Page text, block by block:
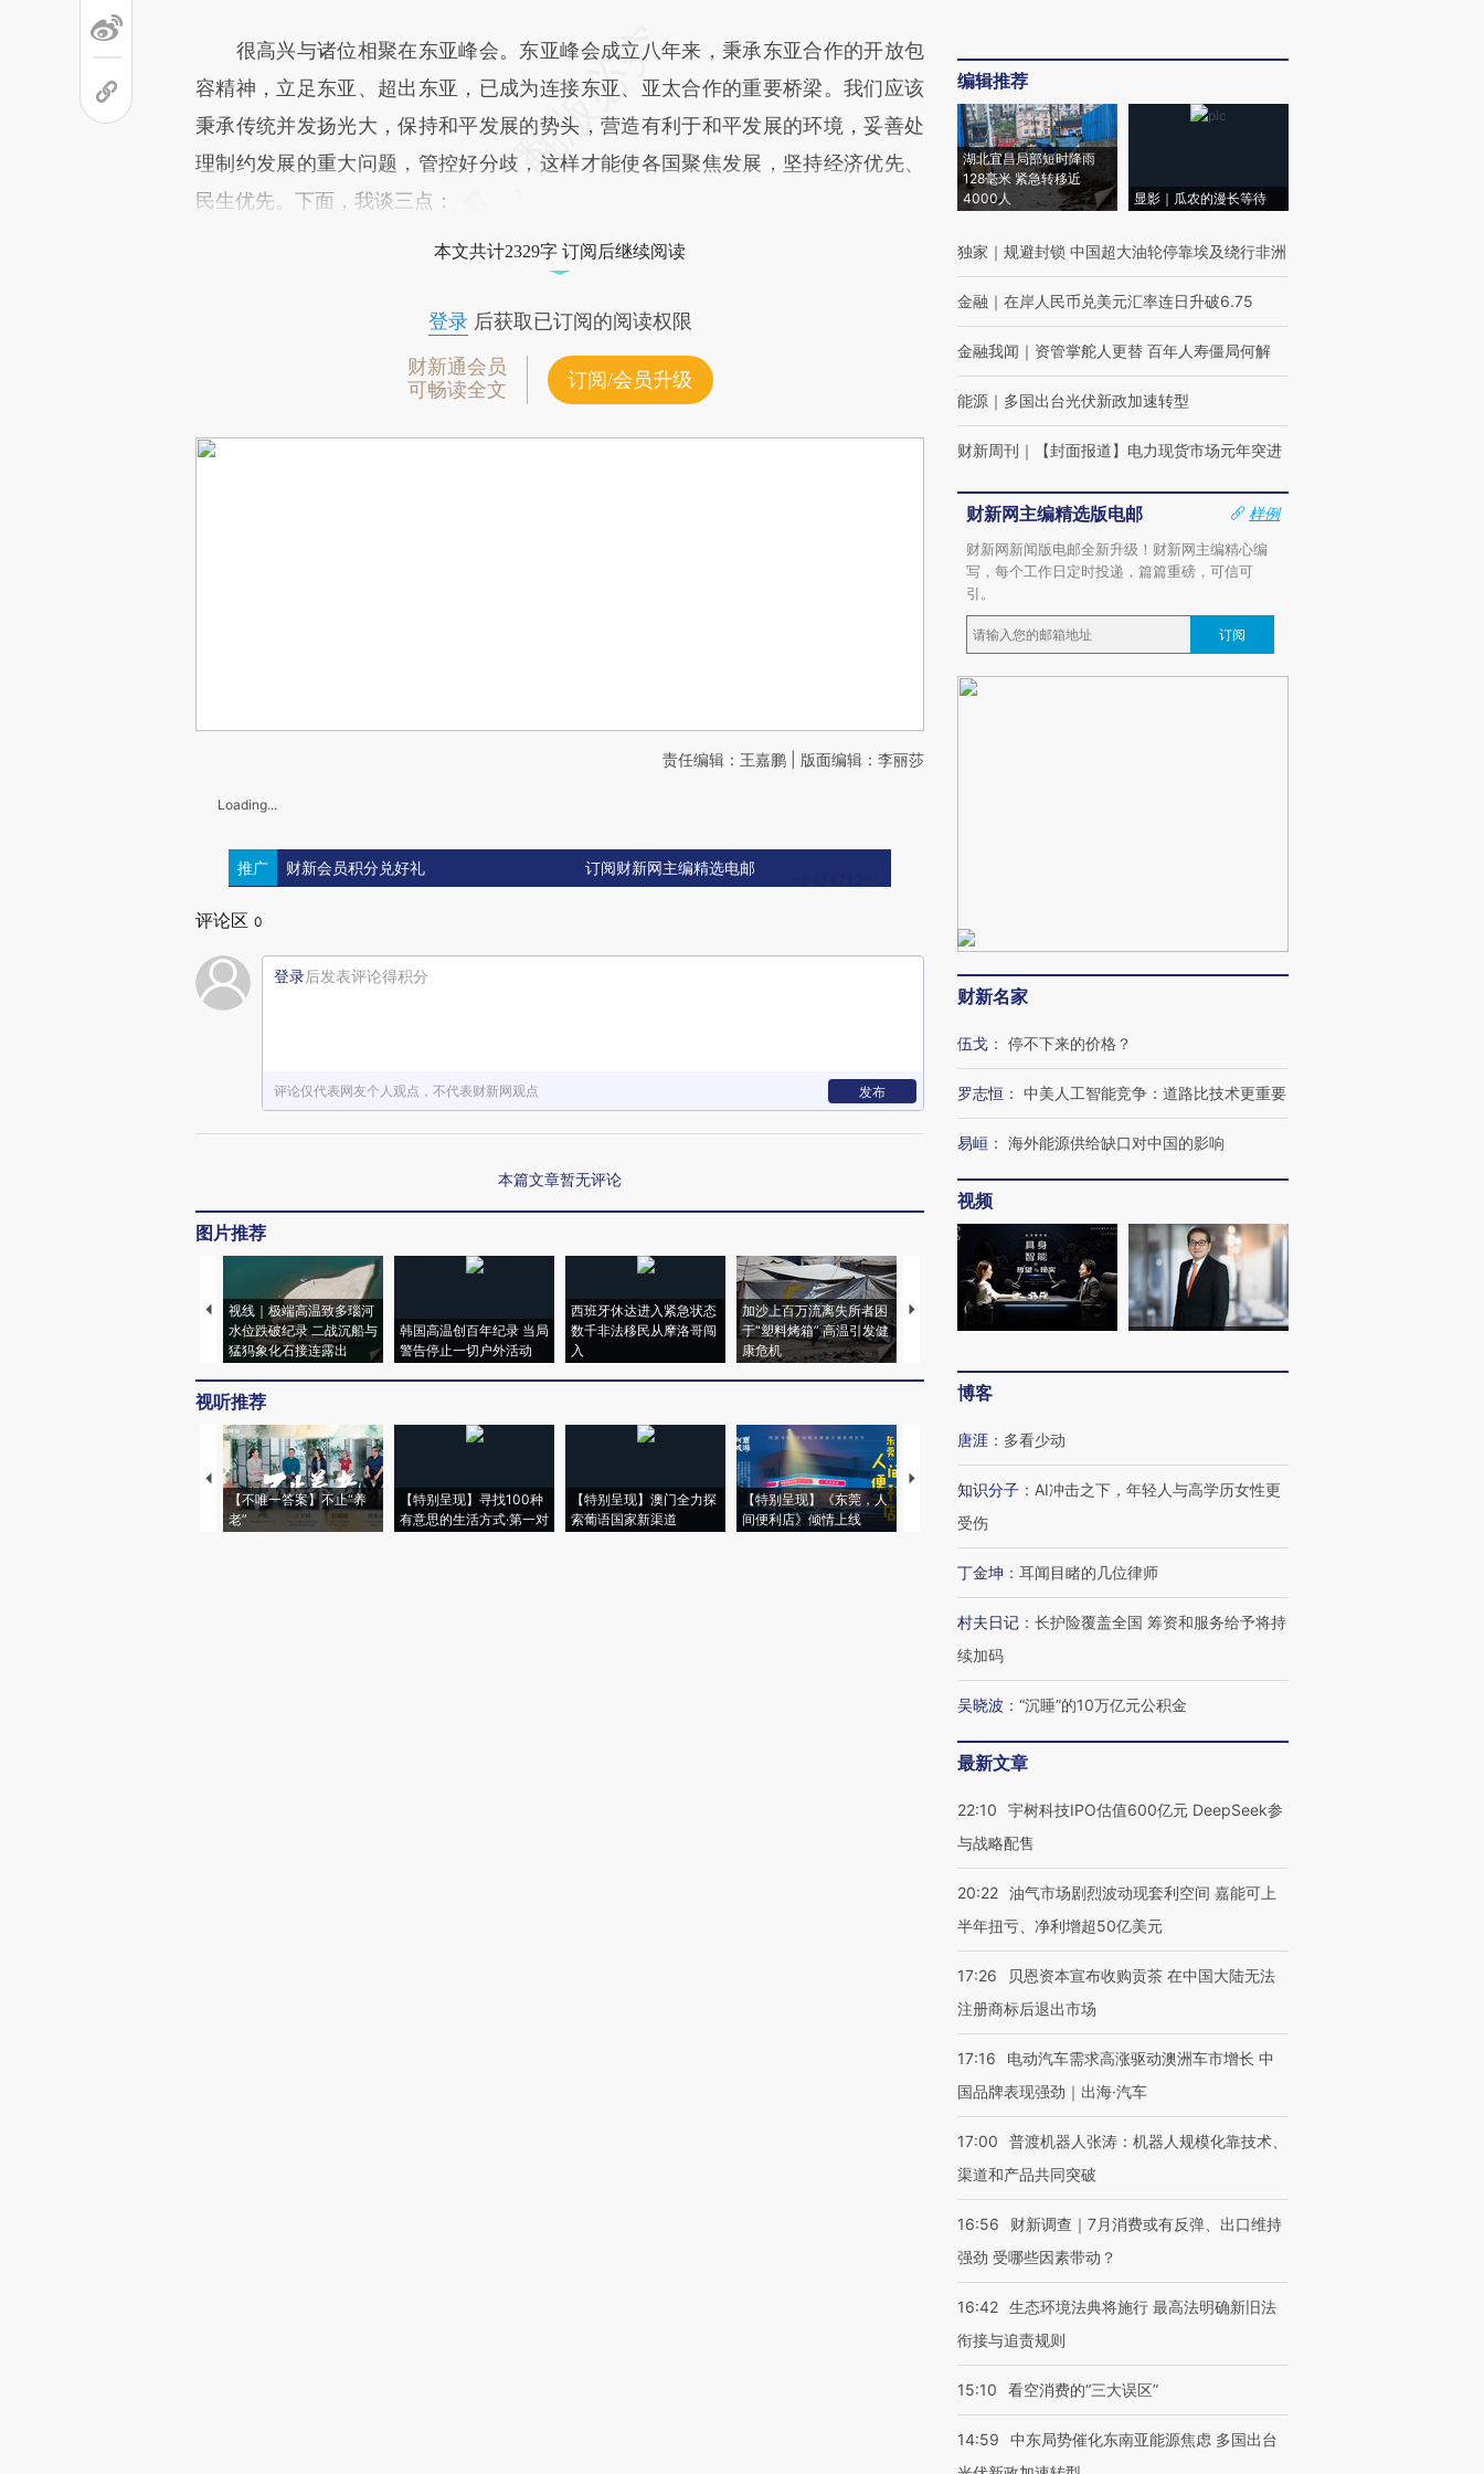
很高兴与诸位相聚在东亚峰会。东亚峰会成立八年来，秉承东亚合作的开放包
容精神，立足东亚、超出东亚，已成为连接东亚、亚太合作的重要桥梁。我们应该
秉承传统并发扬光大，保持和平发展的势头，营造有利于和平发展的环境，妥善处
理制约发展的重大问题，管控好分歧，这样才能使各国聚焦发展，坚持经济优先、
民生优先。下面，我谈三点：
本文共计2329字 订阅后继续阅读
登录后获取已订阅的阅读权限
财新通会员
可畅读全文
订阅/会员升级
责任编辑：王嘉鹏 | 版面编辑：李丽莎
Loading...
推广 财新会员积分兑好礼 订阅财新网主编精选电邮
评论区 0
登录后发表评论得积分
评论仅代表网友个人观点，不代表财新网观点 发布
本篇文章暂无评论
图片推荐
视线｜极端高温致多瑙河
水位跌破纪录 二战沉船与
猛犸象化石接连露出
韩国高温创百年纪录 当局
警告停止一切户外活动
西班牙休达进入紧急状态
数千非法移民从摩洛哥闯
入
加沙上百万流离失所者困
于“塑料烤箱” 高温引发健
康危机
视线｜HYROX的吸金
术：是什么让中产们甘
马航飞行员跨国走私7万
粒摇头丸 尿检体内含3种
视线｜被称为“蟑螂”的印
度Z世代 用街头抗争将教
视听推荐
【不唯一答案】不止“养
老”
【特别呈现】寻找100种
有意思的生活方式·第一对
【特别呈现】澳门全力探
索葡语国家新渠道
【特别呈现】《东莞，人
间便利店》倾情上线
【推广】走进第四届链博
会，让数智科技“链”接产
【特别呈现】寻找100种
【商旅对话】华住集团
CFO：不靠规模取胜，华
编辑推荐
湖北宜昌局部短时降雨
128毫米 紧急转移近
4000人
显影｜瓜农的漫长等待
独家 ｜ 规避封锁 中国超大油轮停靠埃及绕行非洲
金融 ｜ 在岸人民币兑美元汇率连日升破6.75
金融我闻 ｜ 资管掌舵人更替 百年人寿僵局何解
能源 ｜ 多国出台光伏新政加速转型
财新周刊 ｜ 【封面报道】电力现货市场元年突进
财新网主编精选版电邮
样例
财新网新闻版电邮全新升级！财新网主编精心编
写，每个工作日定时投递，篇篇重磅，可信可
引。
订阅
财新名家
伍戈 ： 停不下来的价格？
罗志恒 ： 中美人工智能竞争：道路比技术更重要
易峘 ： 海外能源供给缺口对中国的影响
视频
博客
唐涯 ： 多看少动
知识分子 ： AI冲击之下，年轻人与高学历女性更
受伤
丁金坤 ： 耳闻目睹的几位律师
村夫日记 ： 长护险覆盖全国 筹资和服务给予将持
续加码
吴晓波 ： “沉睡”的10万亿元公积金
最新文章
22:10
宇树科技IPO估值600亿元 DeepSeek参
与战略配售
20:22 油气市场剧烈波动现套利空间 嘉能可上
半年扭亏、净利增超50亿美元
17:26
贝恩资本宣布收购贡茶 在中国大陆无法
注册商标后退出市场
17:16
电动汽车需求高涨驱动澳洲车市增长 中
国品牌表现强劲｜出海·汽车
17:00
普渡机器人张涛：机器人规模化靠技术、
渠道和产品共同突破
16:56
财新调查｜7月消费或有反弹、出口维持
强劲 受哪些因素带动？
16:42 生态环境法典将施行 最高法明确新旧法
衔接与追责规则
15:10 看空消费的“三大误区”
14:59
中东局势催化东南亚能源焦虑 多国出台